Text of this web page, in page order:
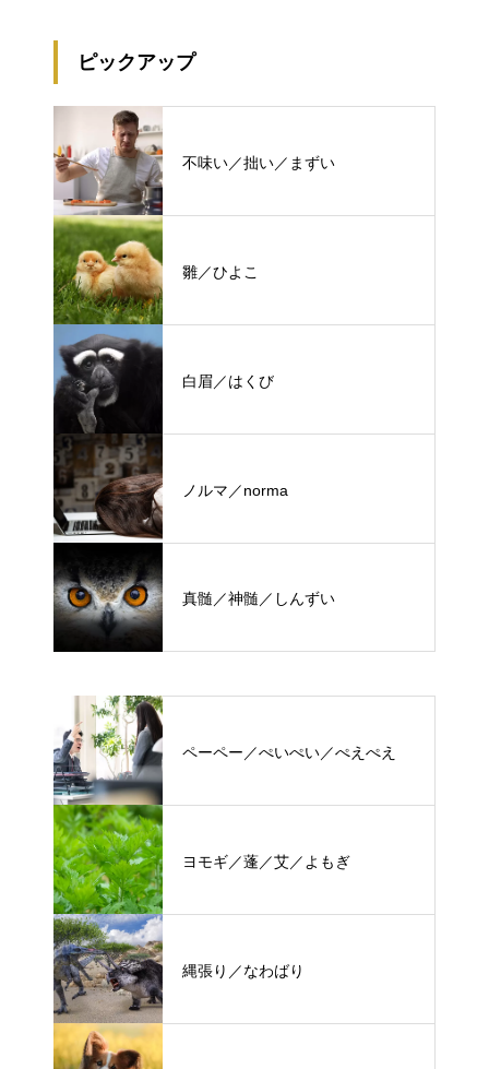
ピックアップ
不味い／拙い／まずい
雛／ひよこ
白眉／はくび
ノルマ／norma
真髄／神髄／しんずい
ペーペー／ぺいぺい／ぺえぺえ
ヨモギ／蓬／艾／よもぎ
縄張り／なわばり